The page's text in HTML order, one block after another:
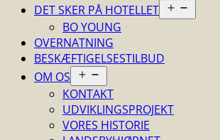
DET SKER PÅ HOTELLET
menu
BO YOUNG
OVERNATNING
BESKÆFTIGELSESTILBUD
OM OS
menu
KONTAKT
UDVIKLINGSPROJEKT
VORES HISTORIE